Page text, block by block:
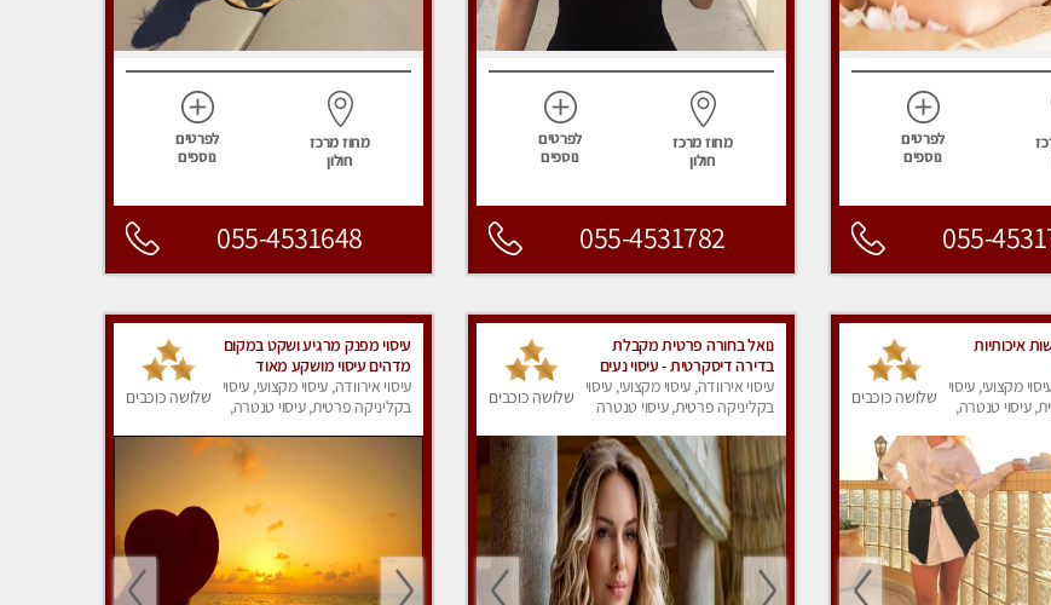
לפרטים
נוספים
055-
מחוז מרכז
חולון
לפרטים
נוספים
055-4531782
מחוז מרכז
חולון
לפרטים
נוספים
055-4531648
איכותיות
מקצועי, עיסוי
עיסוי טנטרה,
שלושה כוכבים
נואל בחורה פרטית מקבלת
בדירה דיסקרטית - עיסוי נעים
מפנק
עיסוי אירוודה, עיסוי מקצועי, עיסוי
בקליניקה פרטית, עיסוי טנטרה
שלושה כוכבים
עיסוי מפנק מרגיע ושקט במקום
מדהים עיסוי מושקע מאוד
עיסוי אירוודה, עיסוי מקצועי, עיסוי
בקליניקה פרטית, עיסוי טנטרה,
שלושה כוכבים